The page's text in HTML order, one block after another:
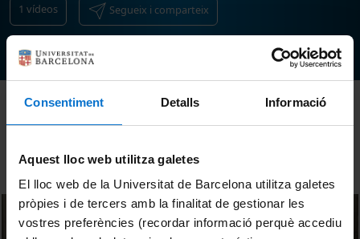
Consentiment Detalls Informació
Aquest lloc web utilitza galetes
El lloc web de la Universitat de Barcelona utilitza galetes
pròpies i de tercers amb la finalitat de gestionar les
vostres preferències (recordar informació perquè accediu
1 vídeos Segueix i comparteix
Ordenar